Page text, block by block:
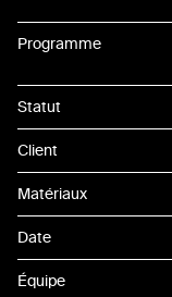
Programme
Statut
Client
Matériaux
Date
Équipe